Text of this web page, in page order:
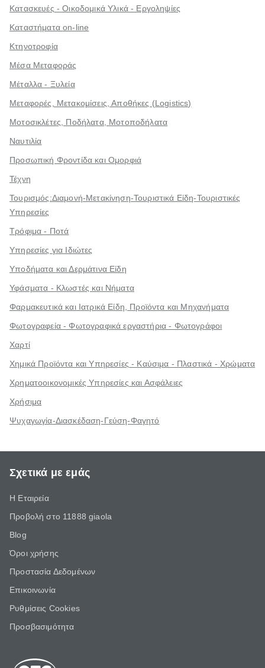
Κατασκευές - Οικοδομικά Υλικά - Εργοληψίες
Καταστήματα on-line
Κτηνοτροφία
Μέσα Μεταφοράς
Μέταλλα - Ξυλεία
Μεταφορές, Μετακομίσεις, Αποθήκες (Logistics)
Μοτοσικλέτες, Ποδήλατα, Μοτοποδήλατα
Ναυτιλία
Προσωπική Φροντίδα και Ομορφιά
Τέχνη
Τουρισμός:Διαμονή-Μετακίνηση-Τουριστικά Είδη-Τουριστικές
Υπηρεσίες
Τρόφιμα - Ποτά
Υπηρεσίες για Ιδιώτες
Υποδήματα και Δερμάτινα Είδη
Υφάσματα - Κλωστές και Νήματα
Φαρμακευτικά και Ιατρικά Είδη, Προϊόντα και Μηχανήματα
Φωτογραφεία - Φωτογραφικά εργαστήρια - Φωτογράφοι
Χαρτί
Χημικά Προϊόντα και Υπηρεσίες - Καύσιμα - Πλαστικά - Χρώματα
Χρηματοοικονομικές Υπηρεσίες και Ασφάλειες
Χρήσιμα
Ψυχαγωγία-Διασκέδαση-Γεύση-Φαγητό
Σχετικά με εμάς
Η Εταιρεία
Προβολή στο 11888 giaola
Blog
Όροι χρήσης
Προστασία Δεδομένων
Επικοινωνία
Ρυθμίσεις Cookies
Προσβασιμότητα